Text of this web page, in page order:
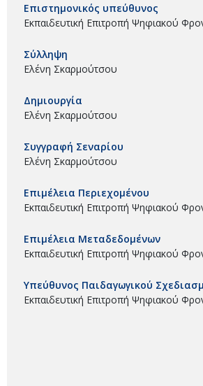
Επιστημονικός υπεύθυνος
Εκπαιδευτική Επιτροπή Ψηφιακού
Σύλληψη
Ελένη Σκαρμούτσου
Δημιουργία
Ελένη Σκαρμούτσου
Συγγραφή Σεναρίου
Ελένη Σκαρμούτσου
Επιμέλεια Περιεχομένου
Εκπαιδευτική Επιτροπή Ψηφιακού
Επιμέλεια Μεταδεδομένων
Εκπαιδευτική Επιτροπή Ψηφιακού
Υπεύθυνος Παιδαγωγικού
Εκπαιδευτική Επιτροπή Ψηφιακού